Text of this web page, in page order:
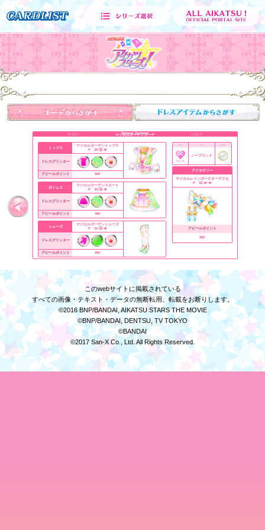
このwebサイトに掲載されている
すべての画像・テキスト・データの無断転用、転載をお断りします。
©2016 BNP/BANDAI, AIKATSU STARS THE MOVIE
©BNP/BANDAI, DENTSU, TV TOKYO
©BANDAI
©2017 San-X Co., Ltd. All Rights Reserved.